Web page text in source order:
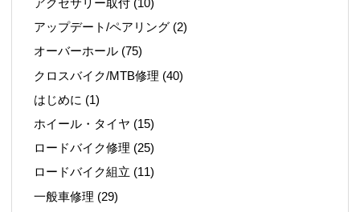
アクセサリー取付 (10)
アップデート/ペアリング (2)
オーバーホール (75)
クロスバイク/MTB修理 (40)
はじめに (1)
ホイール・タイヤ (15)
ロードバイク修理 (25)
ロードバイク組立 (11)
一般車修理 (29)